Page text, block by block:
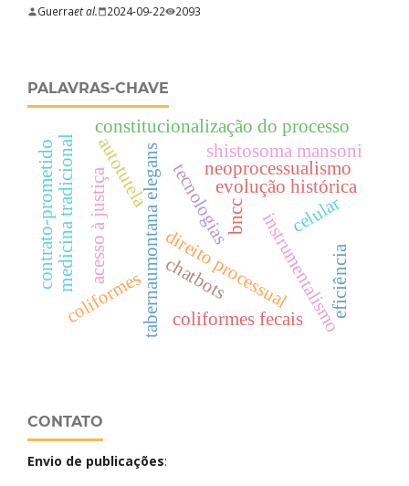
Guerraet al. 2024-09-22 2093
PALAVRAS-CHAVE
tecnologias
tabernaumontana elegansdireito processual
evolução histórica
autotutela
instrumentalismo
neoprocessualismo
constitucionalização do processo
acesso à justiça
coliformes coliformes fecais
medicina tradicional shistosoma mansoni
contrato-prometido bncc celular
eficiência
chatbots
CONTATO
Envio de publicações: